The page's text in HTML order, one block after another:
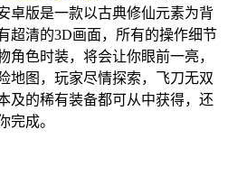
卓版是一款以古典修仙元素为背
超清的3D画面，所有的操作细节
角色时装，将会让你眼前一亮，
地图，玩家尽情探索，飞刀无双
及的稀有装备都可从中获得，还
完成。